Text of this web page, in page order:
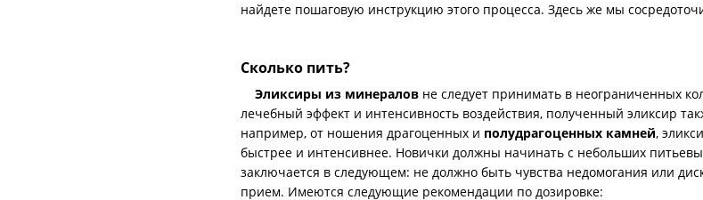
найдете пошаговую инструкцию этого процесса. Здесь же мы
Сколько пить?
Эликсиры из минералов не следует принимать в неограниченных
лечебный эффект и интенсивность воздействия, полученный эликсир
например, от ношения драгоценных и полудрагоценных камней,
быстрее и интенсивнее. Новички должны начинать с небольших
заключается в следующем: не должно быть чувства недомогания или
прием. Имеются следующие рекомендации по дозировке: